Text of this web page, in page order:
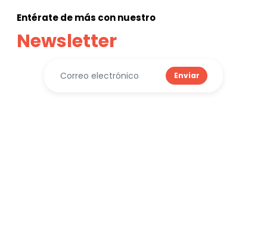
Entérate de más con nuestro
Newsletter
Enviar